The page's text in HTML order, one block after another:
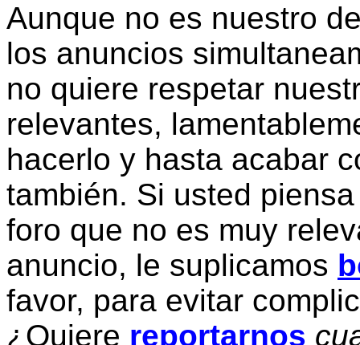
Aunque no es nuestro
los anuncios
no quiere respetar
relevantes,
hacerlo y hasta acabar
también. Si usted
foro que no es muy
anuncio, le suplicamos
favor, para evitar
¿Quiere reportarnos